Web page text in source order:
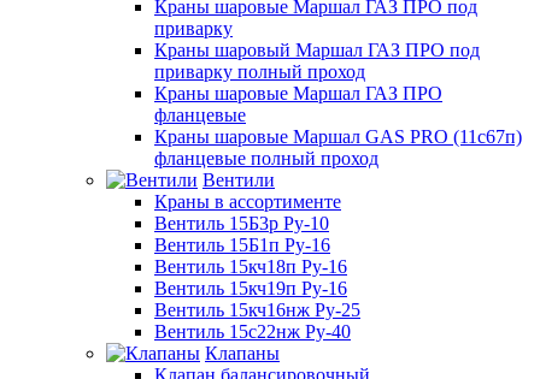
Краны шаровые Маршал ГАЗ ПРО под
приварку
Краны шаровый Маршал ГАЗ ПРО под
приварку полный проход
Краны шаровые Маршал ГАЗ ПРО
фланцевые
Краны шаровые Маршал GAS PRO (11с67п)
фланцевые полный проход
Вентили
Краны в ассортименте
Вентиль 15Б3р Ру-10
Вентиль 15Б1п Ру-16
Вентиль 15кч18п Ру-16
Вентиль 15кч19п Ру-16
Вентиль 15кч16нж Ру-25
Вентиль 15с22нж Ру-40
Клапаны
Клапан балансировочный